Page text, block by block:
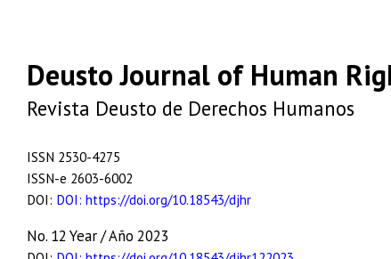
Deusto Journal of Human
Revista Deusto de Derechos Humanos
ISSN 2530-4275
ISSN-e 2603-6002
DOI: DOI: https://doi.org/10.18543/djhr
No. 12 Year / Año 2023